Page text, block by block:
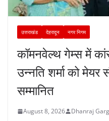
उत्तराखंड देहरादून नगर निगम
कॉमनवेल्थ गेम्स में
उन्नति शर्मा को मेयर
सम्मानित
August 8, 2026 Dhanraj Garg